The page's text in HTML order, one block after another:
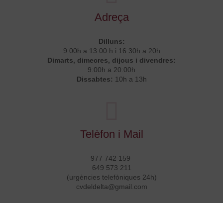
Adreça
Dilluns:
9:00h a 13:00 h i 16:30h a 20h
Dimarts, dimecres, dijous i divendres:
9:00h a 20:00h
Dissabtes: 10h a 13h
Telèfon i Mail
977 742 159
649 573 211
(urgències telefòniques 24h)
cvdeldelta@gmail.com